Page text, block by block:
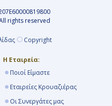
rights reserved
Copyright
Η Εταιρεία:
Ποιοί Είμαστε
Εταιρείες Κρουαζιέρας
Οι Συνεργάτες μας